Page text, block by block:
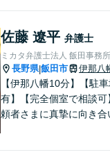
佐藤 遼平 弁護士
ミカタ弁護士法人 飯田事務所
長野県|飯田市 伊那八
【伊那八幡10分】【駐
有】【完全個室で相談可
頼者さまに真摯に向き合